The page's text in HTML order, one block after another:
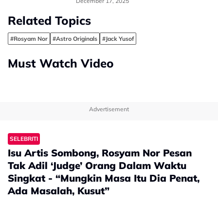
Originals
Related Topics
#Rosyam Nor #Astro Originals #Jack Yusof
Must Watch Video
Advertisement
SELEBRITI
Isu Artis Sombong, Rosyam Nor Pesan
Tak Adil ‘Judge’ Orang Dalam Waktu
Singkat - “Mungkin Masa Itu Dia Penat,
Ada Masalah, Kusut”